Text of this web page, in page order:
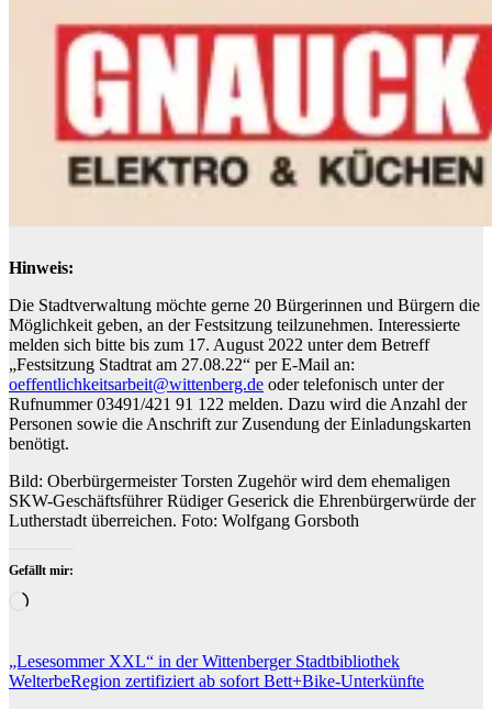
Hinweis:
Die Stadtverwaltung möchte gerne 20 Bürgerinnen und Bürgern die
Möglichkeit geben, an der Festsitzung teilzunehmen. Interessierte
melden sich bitte bis zum 17. August 2022 unter dem Betreff
„Festsitzung Stadtrat am 27.08.22“ per E-Mail an:
oeffentlichkeitsarbeit@wittenberg.de oder telefonisch unter der
Rufnummer 03491/421 91 122 melden. Dazu wird die Anzahl der
Personen sowie die Anschrift zur Zusendung der Einladungskarten
benötigt.
Bild: Oberbürgermeister Torsten Zugehör wird dem ehemaligen
SKW-Geschäftsführer Rüdiger Geserick die Ehrenbürgerwürde der
Lutherstadt überreichen. Foto: Wolfgang Gorsboth
Gefällt mir:
Wird
Beitragsnavigation
„Lesesommer XXL“ in der Wittenberger Stadtbibliothek
WelterbeRegion zertifiziert ab sofort Bett+Bike-Unterkünfte